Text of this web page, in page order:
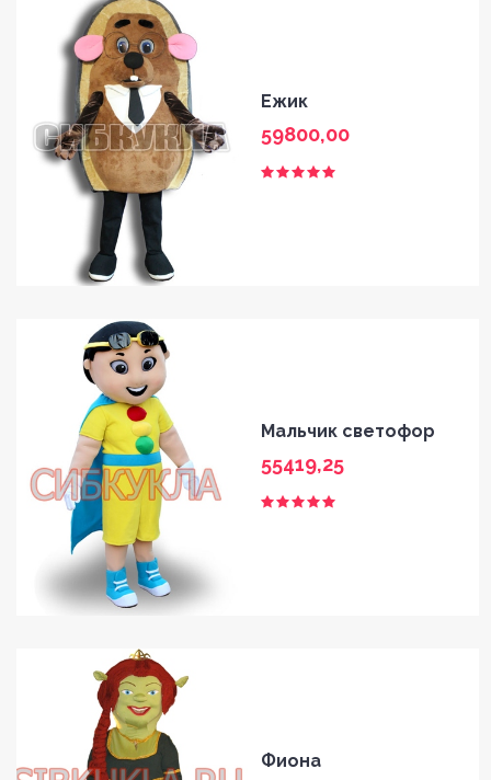
Ежик
59800,00
Мальчик светофор
55419,25
Фиона